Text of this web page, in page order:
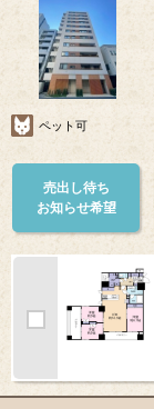
ペット可
売出し待ち
お知らせ希望